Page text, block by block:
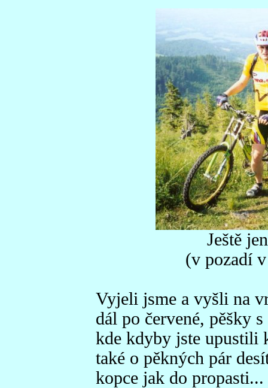
Ještě
(v pozadí
Vyjeli jsme a vyšli na
dál po červené, pěšky
kde kdyby jste upustili
také o pěkných pár
kopce jak do propasti...